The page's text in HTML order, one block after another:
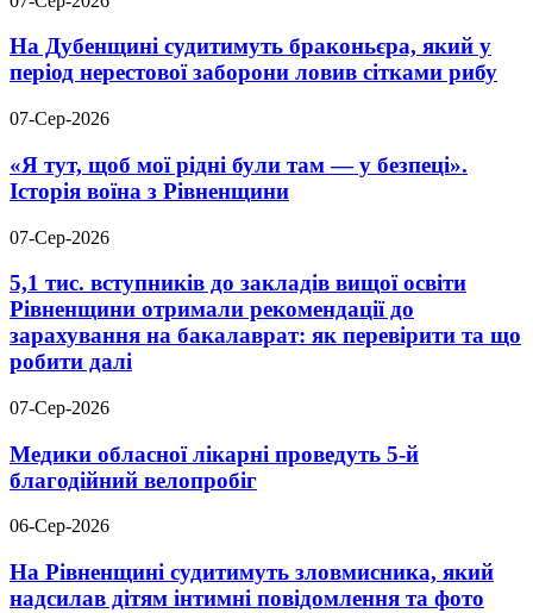
На Дубенщині судитимуть браконьєра, який у
період нерестової заборони ловив сітками рибу
07-Сер-2026
«Я тут, щоб мої рідні були там — у безпеці».
Історія воїна з Рівненщини
07-Сер-2026
5,1 тис. вступників до закладів вищої освіти
Рівненщини отримали рекомендації до
зарахування на бакалаврат: як перевірити та що
робити далі
07-Сер-2026
Медики обласної лікарні проведуть 5-й
благодійний велопробіг
06-Сер-2026
На Рівненщині судитимуть зловмисника, який
надсилав дітям інтимні повідомлення та фото